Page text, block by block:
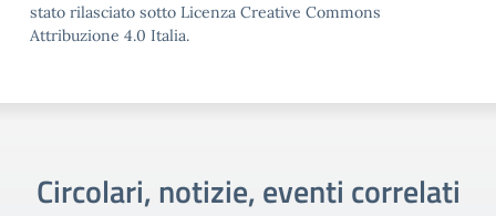
stato rilasciato sotto Licenza Creative Commons
Attribuzione 4.0 Italia.
Circolari, notizie, eventi correlati